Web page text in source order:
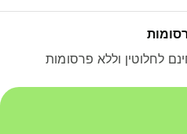
לחלוטין וללא פרסומות